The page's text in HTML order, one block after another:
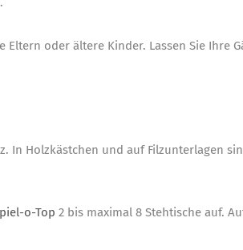
oder ältere Kinder. Lassen Sie Ihre
Holzkästchen und auf Filzunterlagen
o-Top 2 bis maximal 8 Stehtische auf.